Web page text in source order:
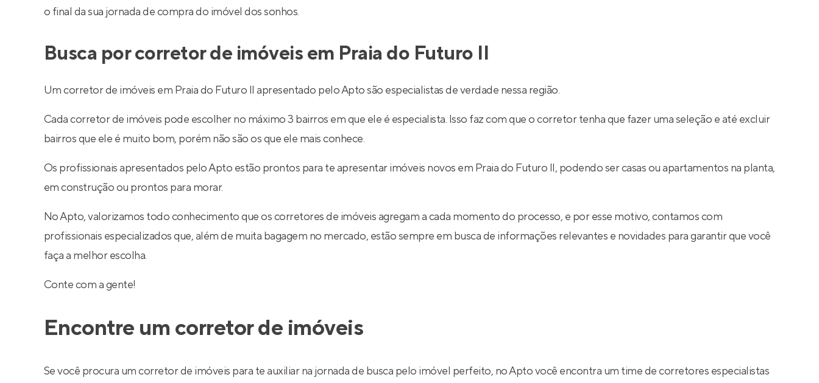
o final da sua jornada de compra do imóvel dos sonhos.
Busca por corretor de imóveis em Praia do Futuro II
Um corretor de imóveis em Praia do Futuro II apresentado pelo Apto são especialistas de verdade nessa região.
Cada corretor de imóveis pode escolher no máximo 3 bairros em que ele é especialista. Isso faz com que o corretor tenha que fazer uma seleção e até excluir
bairros que ele é muito bom, porém não são os que ele mais conhece.
Os profissionais apresentados pelo Apto estão prontos para te apresentar imóveis novos em Praia do Futuro II, podendo ser casas ou apartamentos na planta,
em construção ou prontos para morar.
No Apto, valorizamos todo conhecimento que os corretores de imóveis agregam a cada momento do processo, e por esse motivo, contamos com
profissionais especializados que, além de muita bagagem no mercado, estão sempre em busca de informações relevantes e novidades para garantir que você
faça a melhor escolha.
Conte com a gente!
Encontre um corretor de imóveis
Se você procura um corretor de imóveis para te auxiliar na jornada de busca pelo imóvel perfeito, no Apto você encontra um time de corretores especialistas